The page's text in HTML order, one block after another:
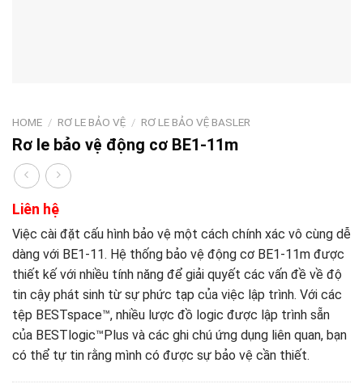
HOME / RƠ LE BẢO VỆ / RƠ LE BẢO VỆ BASLER
Rơ le bảo vệ động cơ BE1-11m
Liên hệ
Việc cài đặt cấu hình bảo vệ một cách chính xác vô cùng dễ
dàng với BE1-11. Hệ thống bảo vệ động cơ BE1-11m được
thiết kế với nhiều tính năng để giải quyết các vấn đề về độ
tin cậy phát sinh từ sự phức tạp của việc lập trình. Với các
tệp BESTspace™, nhiều lược đồ logic được lập trình sẵn
của BESTlogic™Plus và các ghi chú ứng dụng liên quan, bạn
có thể tự tin rằng mình có được sự bảo vệ cần thiết.